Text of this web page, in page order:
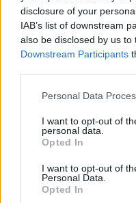
disclosure of your
IAB’s list of downstream
also be disclosed by us to
Downstream Participants
Please note that this
not limited to your visit or
grant or deny consent to
use your data for below
consent section.
Personal Data
I want to opt-out of
personal data.
Opted In
I want to opt-out of
Personal Data.
Opted In
Entra
Ricevi
Condividi l'articolo